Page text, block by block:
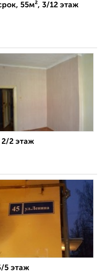
55м², 3/12 этаж
2/2 этаж
5 этаж